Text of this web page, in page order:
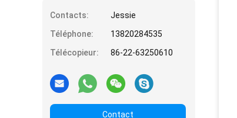
Contacts:
Jessie
Téléphone:
13820284535
Télécopieur:
86-22-63250610
Contact